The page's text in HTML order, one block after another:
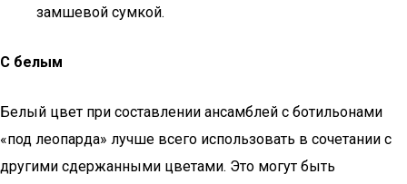
замшевой сумкой.
С белым
Белый цвет при составлении ансамблей с ботильонами
«под леопарда» лучше всего использовать в сочетании с
другими сдержанными цветами. Это могут быть